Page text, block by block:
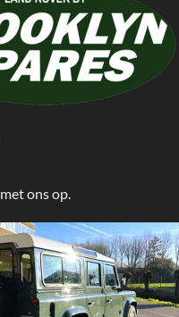
met ons op.